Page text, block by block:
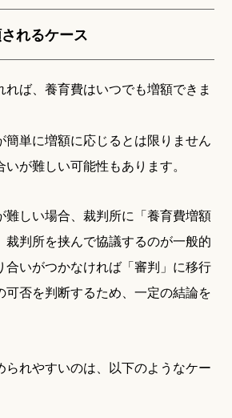
れるケース
ば、養育費はいつでも増額できま
簡単に増額に応じるとは限りません
が難しい可能性もあります。
難しい場合、裁判所に「養育費増額
裁判所を挟んで協議するのが一般的
合いがつかなければ「審判」に移行
可否を判断するため、一定の結論を
られやすいのは、以下のようなケー